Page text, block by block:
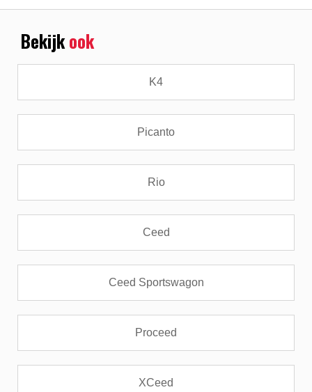
Bekijkook
K4
Picanto
Rio
Ceed
Ceed Sportswagon
Proceed
XCeed